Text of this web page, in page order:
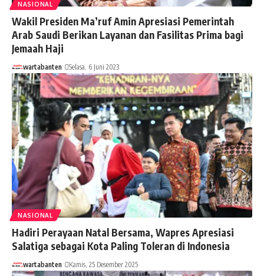
NASIONAL
Wakil Presiden Ma’ruf Amin Apresiasi Pemerintah
Arab Saudi Berikan Layanan dan Fasilitas Prima bagi
Jemaah Haji
wartabanten Selasa, 6 Juni 2023
NASIONAL
Hadiri Perayaan Natal Bersama, Wapres Apresiasi
Salatiga sebagai Kota Paling Toleran di Indonesia
wartabanten Kamis, 25 Desember 2025